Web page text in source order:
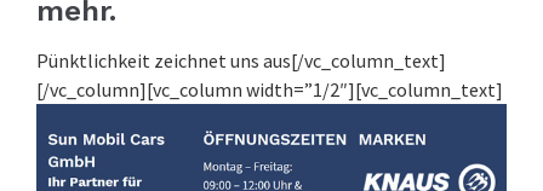
mehr.
Pünktlichkeit zeichnet uns aus[/vc_column_text]
[/vc_column][vc_column width=”1/2″][vc_column_text]